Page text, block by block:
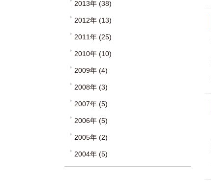
2013年 (38)
2012年 (13)
2011年 (25)
2010年 (10)
2009年 (4)
2008年 (3)
2007年 (5)
2006年 (5)
2005年 (2)
2004年 (5)